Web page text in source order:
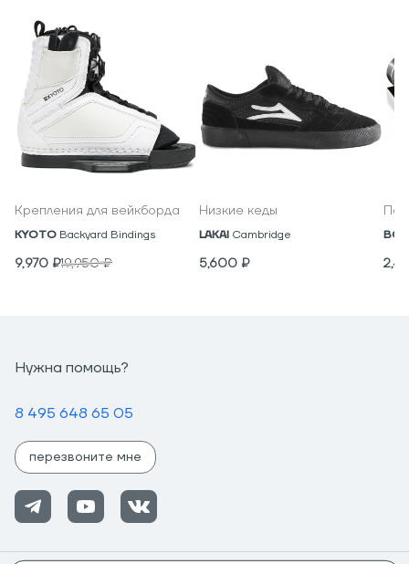
Крепления для вейкборда
KYOTO Backyard Bindings
9,970 ₽19,950₽
Низкие кеды
LAKAI Cambridge
5,600 ₽
Нужна помощь?
8 495 648 65 05
перезвоните мне